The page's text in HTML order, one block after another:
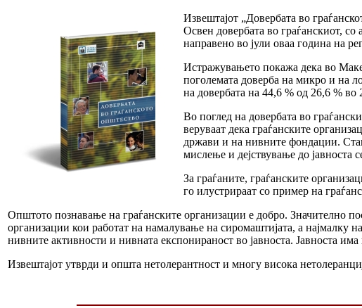
Извештајот „Довербата во
Освен довербата во граѓанскиот,
направено во јули оваа година на
Истражувањето покажа дека во
поголемата доверба на микро и на
на довербата на 44,6 % од 26,6 % во
Во поглед на довербата во
веруваат дека граѓанските
држави и на нивните фондации.
мислење и дејствување до јавноста
За граѓаните, граѓанските
го илустрираат со пример на
Општото познавање на граѓанските организации е добро. Значително
организации кои работат на намалување на сиромаштијата, а најмалку
нивните активности и нивната експонираност во јавноста. Јавноста
Извештајот утврди и општа нетолерантност и многу висока